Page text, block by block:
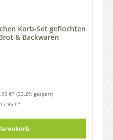
Korb-Set geflochten
& Backwaren
€* (33.2% gespart)
€*